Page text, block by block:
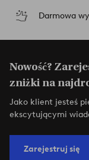
Darmowa
Nowość?
zniżki na
Jako klient jesteś
ekscytującymi
Zarejestruj się